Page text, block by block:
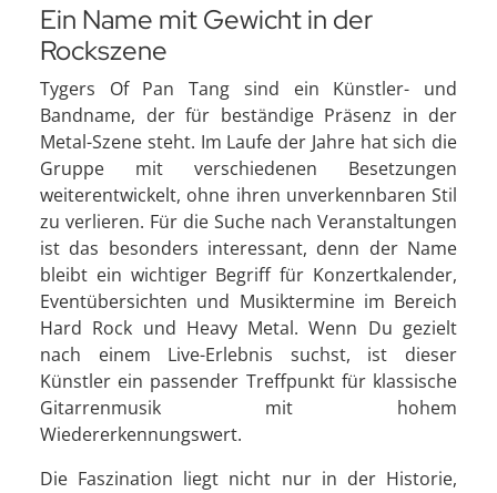
Ein Name mit Gewicht in der
Rockszene
Tygers Of Pan Tang sind ein Künstler- und
Bandname, der für beständige Präsenz in der
Metal-Szene steht. Im Laufe der Jahre hat sich die
Gruppe mit verschiedenen Besetzungen
weiterentwickelt, ohne ihren unverkennbaren Stil
zu verlieren. Für die Suche nach Veranstaltungen
ist das besonders interessant, denn der Name
bleibt ein wichtiger Begriff für Konzertkalender,
Eventübersichten und Musiktermine im Bereich
Hard Rock und Heavy Metal. Wenn Du gezielt
nach einem Live-Erlebnis suchst, ist dieser
Künstler ein passender Treffpunkt für klassische
Gitarrenmusik mit hohem
Wiedererkennungswert.
Die Faszination liegt nicht nur in der Historie,